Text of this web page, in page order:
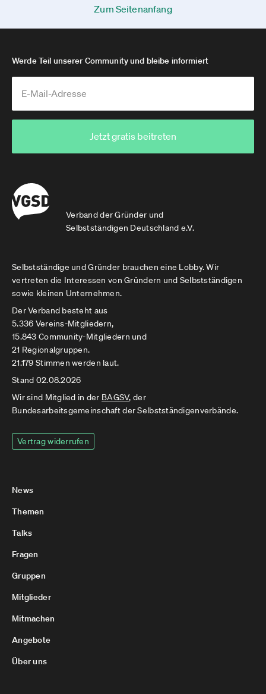
Zum Seitenanfang
Verband der Gründer und
Selbstständigen Deutschland e.V.
Werde Teil unserer Community und bleibe informiert
Jetzt gratis beitreten
Selbstständige und Gründer brauchen eine Lobby. Wir
vertreten die Interessen von Gründern und Selbstständigen
sowie kleinen Unternehmen.
Der Verband besteht aus
5.336 Vereins-Mitgliedern,
15.843 Community-Mitgliedern und
21 Regionalgruppen.
21.179 Stimmen werden laut.
Stand 02.08.2026
Wir sind Mitglied in der BAGSV, der
Bundesarbeitsgemeinschaft der Selbstständigenverbände.
Vertrag widerrufen
News
Themen
Talks
Fragen
Gruppen
Mitglieder
Mitmachen
Angebote
Über uns